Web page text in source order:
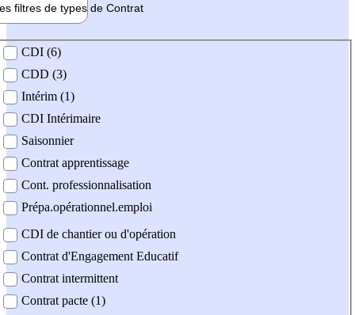
filtres de types de Contrat
contrat
CDI (6)
CDD (3)
Intérim (1)
CDI Intérimaire
Saisonnier
Contrat apprentissage
Cont. professionnalisation
Prépa.opérationnel.emploi
CDI de chantier ou d'opération
Contrat d'Engagement Educatif
Contrat intermittent
Contrat pacte (1)